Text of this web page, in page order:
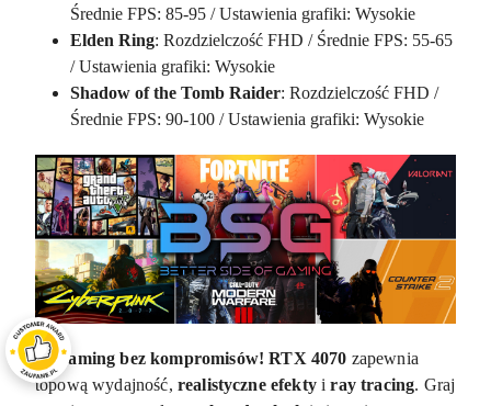
Średnie FPS: 85-95 / Ustawienia grafiki: Wysokie
Elden Ring: Rozdzielczość FHD / Średnie FPS: 55-65
/ Ustawienia grafiki: Wysokie
Shadow of the Tomb Raider: Rozdzielczość FHD /
Średnie FPS: 90-100 / Ustawienia grafiki: Wysokie
✅Gaming bez kompromisów! RTX 4070 zapewnia
topową wydajność, realistyczne efektyiray tracing. Graj